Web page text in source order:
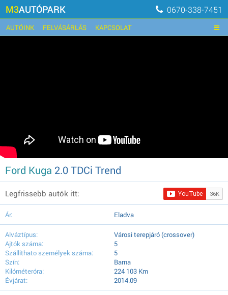
M3AUTÓPARK 0670-338-7451
AUTÓINK FELVÁSÁRLÁS KAPCSOLAT
Ford Kuga 2.0 TDCi Trend
Legfrissebb autók itt:
Ár: Eladva
Alváztípus:
Városi terepjáró (crossover)
Ajtók száma:
5
Szállíthato személyek száma:
5
Szín:
Barna
Kilóméteróra:
224 103 Km
Évjárat:
2014.09